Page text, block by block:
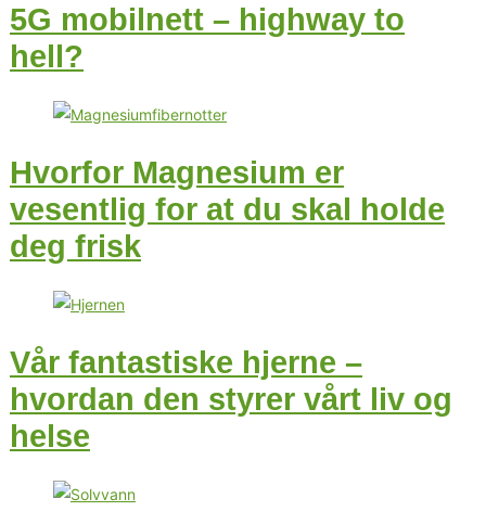
5G mobilnett – highway to
hell?
Hvorfor Magnesium er
vesentlig for at du skal holde
deg frisk
Vår fantastiske hjerne –
hvordan den styrer vårt liv og
helse